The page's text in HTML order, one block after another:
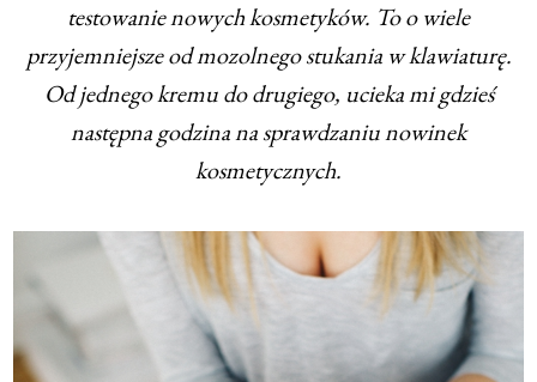
testowanie nowych kosmetyków. To o wiele
przyjemniejsze od mozolnego stukania w klawiaturę.
Od jednego kremu do drugiego, ucieka mi gdzieś
następna godzina na sprawdzaniu nowinek
kosmetycznych.